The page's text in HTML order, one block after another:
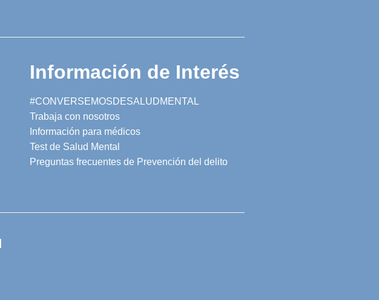
Información de Interés
#CONVERSEMOSDESALUDMENTAL
Trabaja con nosotros
Información para médicos
Test de Salud Mental
Preguntas frecuentes de Prevención del delito